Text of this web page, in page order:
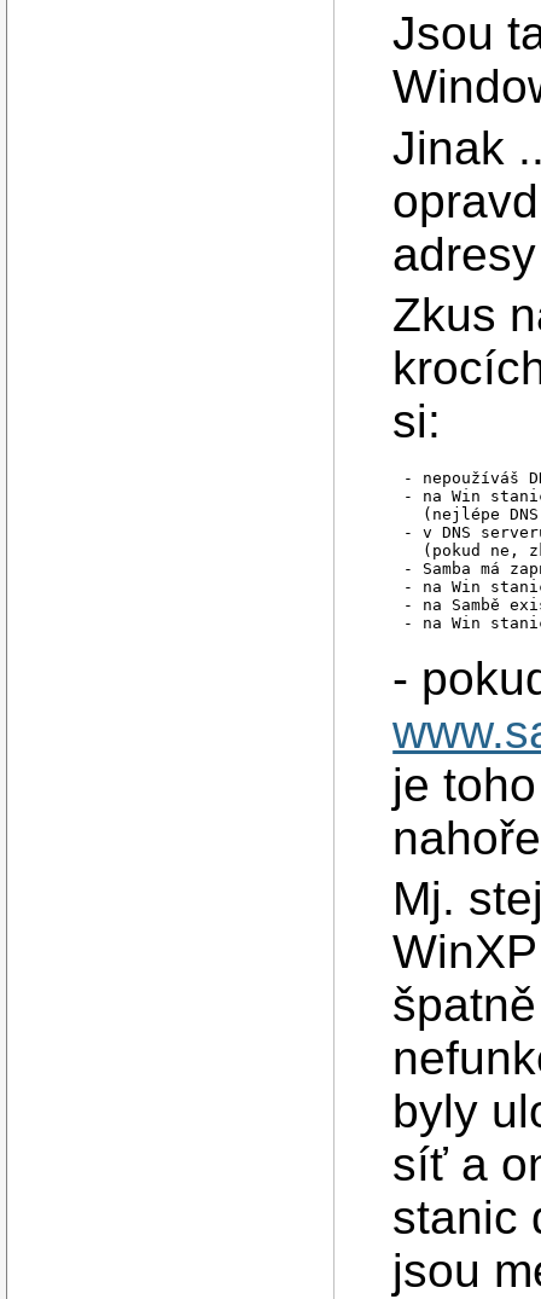
Jsou
Jinak
Zkus
si:
- nepoužíváš
- na Win
(nejlépe
- v DNS
(pokud ne,
- Samba má
- na Win
- na Sambě
-
je
Mj.
byly
síť a
stanic
jsou